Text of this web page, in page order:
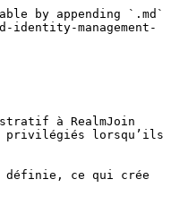
by appending `.md`
management-
à RealmJoin
privilégiés lorsqu’ils
définie, ce qui crée